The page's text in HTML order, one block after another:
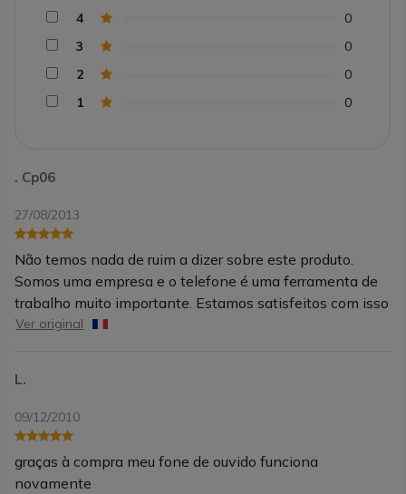
. Cp06
27/08/2013
Não temos nada de ruim a dizer sobre este produto.
Somos uma empresa e o telefone é uma ferramenta de
trabalho muito importante. Estamos satisfeitos com isso
Ver original
L.
09/12/2010
graças à compra meu fone de ouvido funciona
novamente
4
0
3
0
2
0
1
0